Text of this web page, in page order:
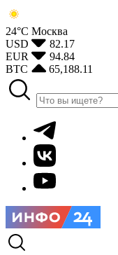
24°С Москва
USD
82.17
EUR
94.84
BTC
65,188.11